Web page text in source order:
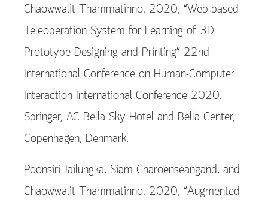
Chaowwalit Thammatinno. 2020, “Web-based
Teleoperation System for Learning of 3D
Prototype Designing and Printing” 22nd
International Conference on Human-Computer
Interaction International Conference 2020.
Springer, AC Bella Sky Hotel and Bella Center,
Copenhagen, Denmark.
Poonsiri Jailungka, Siam Charoenseangand, and
Chaowwalit Thammatinno. 2020, “Augmented